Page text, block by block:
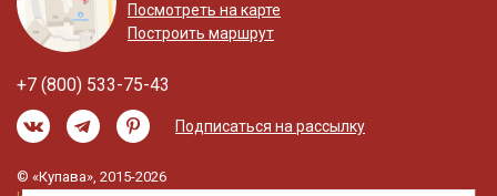
Посмотреть на карте
Построить маршрут
+7 (800) 533-75-43
Подписаться на рассылку
© «Купава», 2015-2026